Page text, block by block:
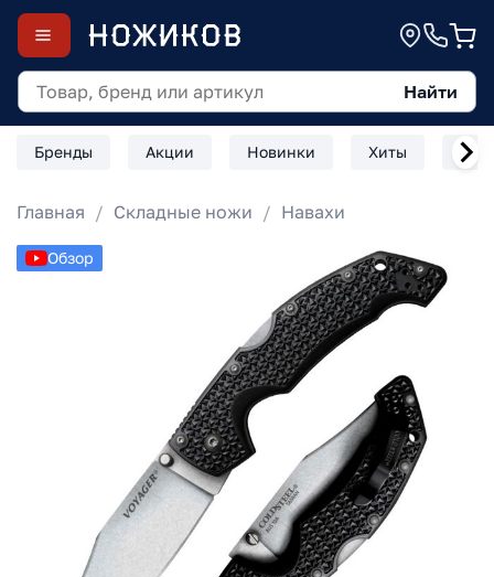
Найти
Бренды Акции Новинки Хиты
Главная Складные ножи Навахи
Обзор